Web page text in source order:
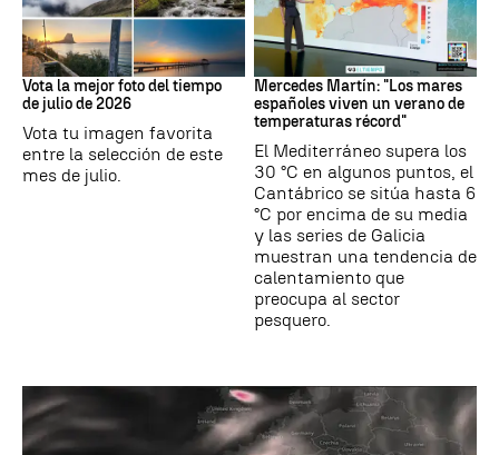
Tus imágenes
Vota la mejor foto del tiempo
de julio de 2026
Vota tu imagen favorita
entre la selección de este
mes de julio.
Mares
Mercedes Martín: "Los mares
españoles viven un verano de
temperaturas récord"
El Mediterráneo supera los
30 °C en algunos puntos, el
Cantábrico se sitúa hasta 6
°C por encima de su media
y las series de Galicia
muestran una tendencia de
calentamiento que
preocupa al sector
pesquero.